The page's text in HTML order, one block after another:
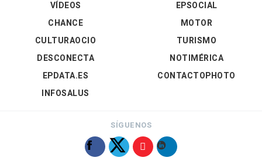
VÍDEOS
EPSOCIAL
CHANCE
CULTURAOCIO
DESCONECTA
EPDATA.ES
INFOSALUS
MOTOR
TURISMO
NOTIMÉRICA
CONTACTOPHOTO
SÍGUENOS